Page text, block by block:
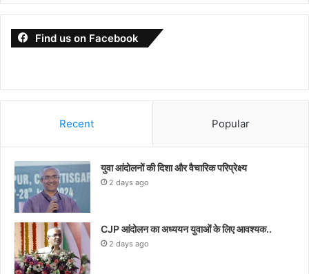
Find us on Facebook
Recent Popular
युवा आंदोलनों की दिशा और वैचारिक परिप्रेक्ष्य
2 days ago
CJP आंदोलन का अध्ययन युवाओं के लिए आवश्यक..
2 days ago